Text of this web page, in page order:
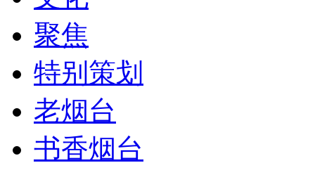
聚焦
特别策划
老烟台
书香烟台